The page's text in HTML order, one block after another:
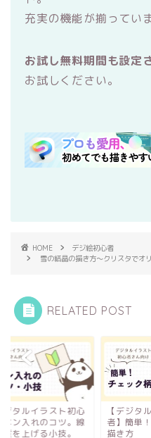
充実の機能が揃ってい
お試し無料期間も設定
お試しください。
HOME
デジ絵初心者
雪の結晶の描き方〜クリスタでオ
RELATED POST
ジタルイラスト初心
ペン入れのコツ。線
を上げる小技。
【デジタ
者】簡単
描き方